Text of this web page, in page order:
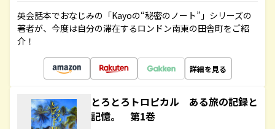
英会話本でおなじみの「Kayoの“秘密のノート”」シリーズの
著者が、今度は自分の滞在するロンドン南東の田舎町をご紹
介！
詳細を見る
とろとろトロピカル ある旅の記録と
記憶。 第1巻